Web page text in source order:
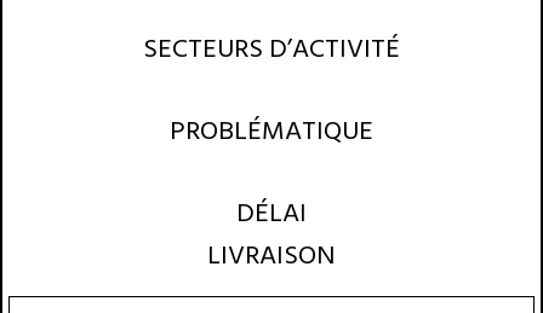
SECTEURS D’ACTIVITÉ
PROBLÉMATIQUE
DÉLAI
LIVRAISON